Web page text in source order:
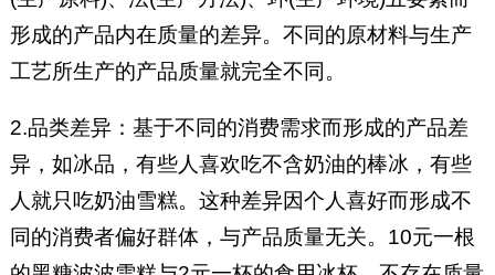
形成的产品内在质量的差异。不同的原材料与生产
工艺所生产的产品质量就完全不同。
2.品类差异：基于不同的消费需求而形成的产品差
异，如冰品，有些人喜欢吃不含奶油的棒冰，有些
人就只吃奶油雪糕。这种差异因个人喜好而形成不
同的消费者偏好群体，与产品质量无关。10元一根